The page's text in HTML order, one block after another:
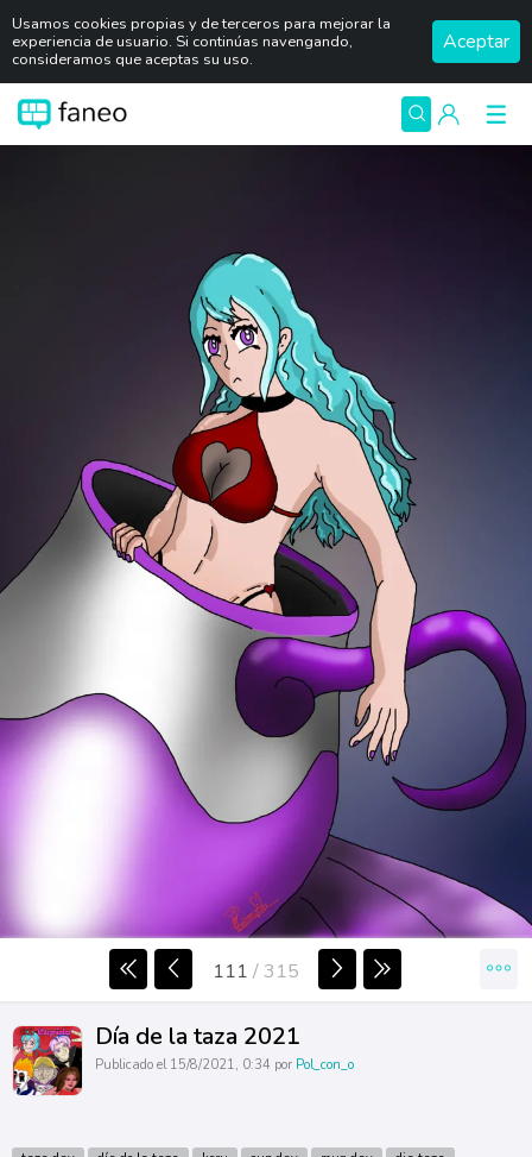
Usamos cookies propias y de terceros para mejorar la
experiencia de usuario. Si continúas navengando,
consideramos que aceptas su uso.
Aceptar
111 /315
Día de la taza 2021
Publicado el 15/8/2021, 0:34 por Pol_con_o